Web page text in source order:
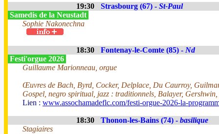
19:30 Strasbourg (67) - St-Paul
Samedis de la Neustadt
Sophie Nakonechna
18:30 Fontenay-le-Comte (85) - Nd
Festi'orgue 2026
Guillaume Marionneau, orgue
Œuvres de Bach, Byrd, Cocker, Delplace, Du Caurroy,
Gospel, negro spiritual, jazz : traditionnels, Balayer, Gershwin,
Lien : www.assochamadeflc.com/festi-orgue-2026-la-
18:30 Thonon-les-Bains (74) - basilique
Stagiaires